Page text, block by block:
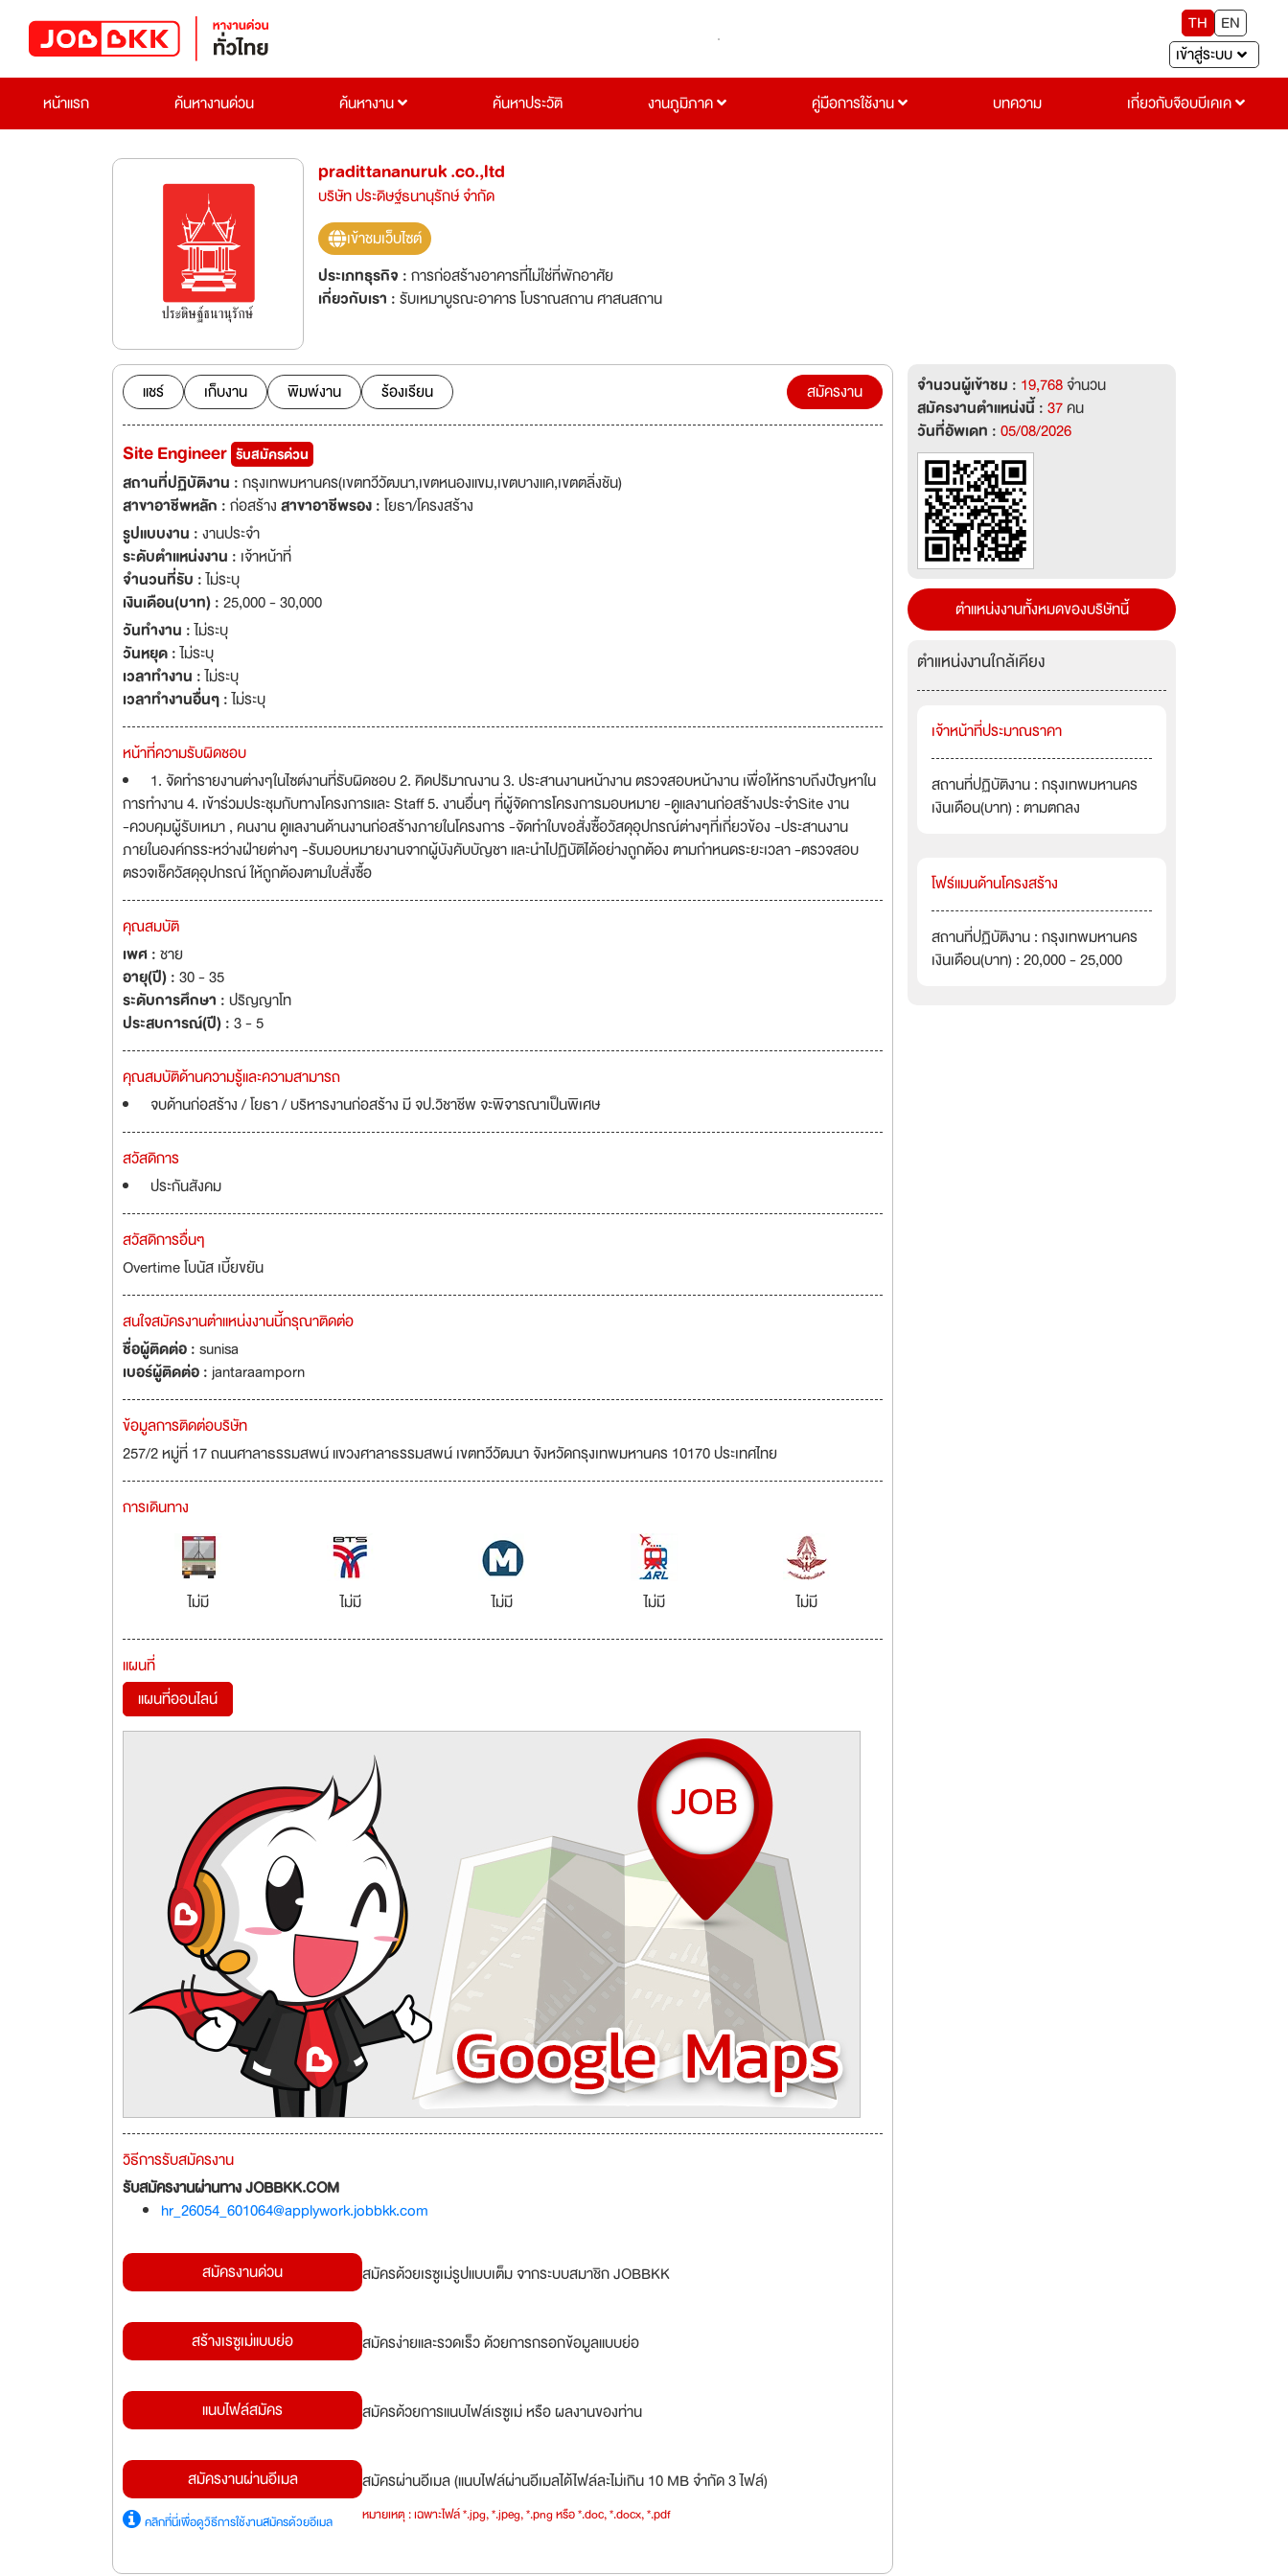
TH
EN
เข้าสู่ระบบ
หน้าแรก
ค้นหางานด่วน ค้นหางาน ค้นหาประวัติ งานภูมิภาค คู่มือการใช้งาน บทความ เกี่ยวกับจ๊อบบีเคเค
pradittananuruk .co.,ltd
บริษัท ประดิษฐ์ธนานุรักษ์ จำกัด
เข้าชมเว็บไซต์
ประเภทธุรกิจ :การก่อสร้างอาคารที่ไม่ใช่ที่พักอาศัย
เกี่ยวกับเรา :รับเหมาบูรณะอาคาร โบราณสถาน ศาสนสถาน
แชร์ เก็บงาน พิมพ์งาน ร้องเรียน สมัครงาน
Site Engineer รับสมัครด่วน
สถานที่ปฏิบัติงาน :กรุงเทพมหานคร(เขตทวีวัฒนา,เขตหนองแขม,เขตบางแค,เขตตลิ่งชัน)
สาขาอาชีพหลัก :ก่อสร้างสาขาอาชีพรอง :โยธา/โครงสร้าง
รูปแบบงาน :งานประจำ
ระดับตำแหน่งงาน : เจ้าหน้าที่
จำนวนที่รับ :ไม่ระบุ
เงินเดือน(บาท) :25,000 - 30,000
วันทำงาน :ไม่ระบุ
วันหยุด :ไม่ระบุ
เวลาทำงาน :ไม่ระบุ
เวลาทำงานอื่นๆ :ไม่ระบุ
หน้าที่ความรับผิดชอบ
1. จัดทำรายงานต่างๆในไซต์งานที่รับผิดชอบ 2. คิดปริมาณงาน 3. ประสานงานหน้างาน ตรวจสอบหน้างาน เพื่อให้ทราบถึงปัญหาใน
การทำงาน 4. เข้าร่วมประชุมกับทางโครงการและ Staff 5. งานอื่นๆ ที่ผู้จัดการโครงการมอบหมาย -ดูแลงานก่อสร้างประจำSite งาน
-ควบคุมผู้รับเหมา , คนงาน ดูแลงานด้านงานก่อสร้างภายในโครงการ -จัดทำใบขอสั่งซื้อวัสดุอุปกรณ์ต่างๆที่เกี่ยวข้อง -ประสานงาน
ภายในองค์กรระหว่างฝ่ายต่างๆ -รับมอบหมายงานจากผู้บังคับบัญชา และนำไปฏิบัติได้อย่างถูกต้อง ตามกำหนดระยะเวลา -ตรวจสอบ
ตรวจเช็ควัสดุอุปกรณ์ ให้ถูกต้องตามใบสั่งซื้อ
คุณสมบัติ
เพศ :ชาย
อายุ(ปี) :30 - 35
ระดับการศึกษา :ปริญญาโท
ประสบการณ์(ปี) :3 - 5
คุณสมบัติด้านความรู้และความสามารถ
จบด้านก่อสร้าง / โยธา / บริหารงานก่อสร้าง มี จป.วิชาชีพ จะพิจารณาเป็นพิเศษ
สวัสดิการ
ประกันสังคม
สวัสดิการอื่นๆ
Overtime โบนัส เบี้ยขยัน
สนใจสมัครงานตำแหน่งงานนี้กรุณาติดต่อ
ชื่อผู้ติดต่อ :sunisa
เบอร์ผู้ติดต่อ :jantaraamporn
ข้อมูลการติดต่อบริษัท
257/2 หมู่ที่ 17 ถนนศาลาธรรมสพน์ แขวงศาลาธรรมสพน์ เขตทวีวัฒนา จังหวัดกรุงเทพมหานคร 10170 ประเทศไทย
การเดินทาง
ไม่มี ไม่มี ไม่มี ไม่มี ไม่มี
แผนที่
แผนที่ออนไลน์
วิธีการรับสมัครงาน
รับสมัครงานผ่านทาง JOBBKK.COM
hr_26054_601064@applywork.jobbkk.com
สมัครงานด่วน สมัครด้วยเรซูเม่รูปแบบเต็ม จากระบบสมาชิก JOBBKK
สร้างเรซูเม่แบบย่อ สมัครง่ายและรวดเร็ว ด้วยการกรอกข้อมูลแบบย่อ
แนบไฟล์สมัคร สมัครด้วยการแนบไฟล์เรซูเม่ หรือ ผลงานของท่าน
สมัครงานผ่านอีเมล
คลิกที่นี่เพื่อดูวิธีการใช้งานสมัครด้วยอีเมล
สมัครผ่านอีเมล (แนบไฟล์ผ่านอีเมลได้ไฟล์ละไม่เกิน 10 MB จำกัด 3 ไฟล์)
หมายเหตุ : เฉพาะไฟล์ *.jpg, *.jpeg, *.png หรือ *.doc, *.docx, *.pdf
จำนวนผู้เข้าชม : 19,768จำนวน
สมัครงานตำแหน่งนี้ :37คน
วันที่อัพเดท :05/08/2026
ตำแหน่งงานทั้งหมดของบริษัทนี้
ตำแหน่งงานใกล้เคียง
เจ้าหน้าที่ประมาณราคา
สถานที่ปฏิบัติงาน : กรุงเทพมหานคร
เงินเดือน(บาท) : ตามตกลง
โฟร์แมนด้านโครงสร้าง
สถานที่ปฏิบัติงาน : กรุงเทพมหานคร
เงินเดือน(บาท) : 20,000 - 25,000